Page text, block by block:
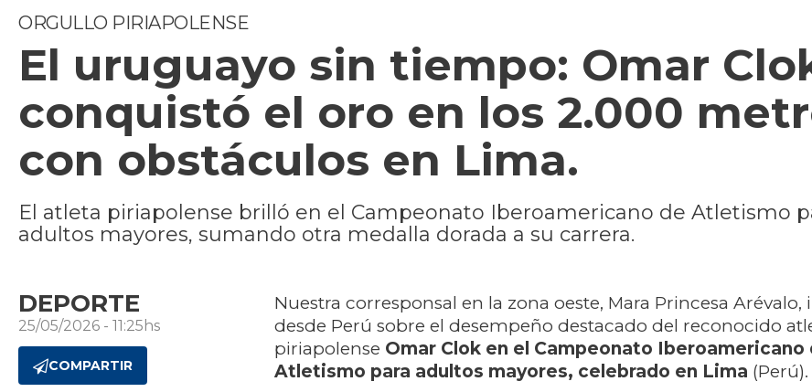
ORGULLO PIRIAPOLENSE
El uruguayo sin tiempo: Omar
conquistó el oro en los 2.000
con obstáculos en Lima.
El atleta piriapolense brilló en el Campeonato Iberoamericano de Atletismo
adultos mayores, sumando otra medalla dorada a su carrera.
DEPORTE
25/05/2026 - 11:25hs
COMPARTIR
Nuestra corresponsal en la zona oeste, Mara Princesa
desde Perú sobre el desempeño destacado del reconocido
piriapolense Omar Clok en el Campeonato Iberoamericano
Atletismo para adultos mayores, celebrado en Lima (Perú).